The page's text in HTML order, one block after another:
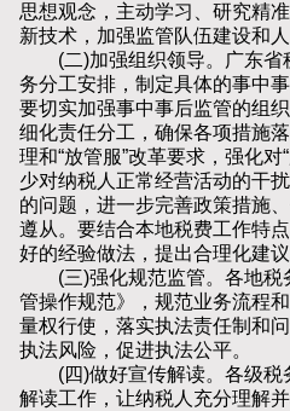
思想观念，主动学习、研究精
新技术，加强监管队伍建设和人
(二)加强组织领导。广东省
务分工安排，制定具体的事中
要切实加强事中事后监管的组
细化责任分工，确保各项措施
理和“放管服”改革要求，强化对
少对纳税人正常经营活动的干
的问题，进一步完善政策措施
遵从。要结合本地税费工作特
好的经验做法，提出合理化建
(三)强化规范监管。各地税
管操作规范》，规范业务流程
量权行使，落实执法责任制和
执法风险，促进执法公平。
(四)做好宣传解读。各级税
解读工作，让纳税人充分理解